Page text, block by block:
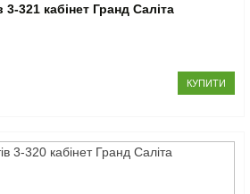
321 кабінет Гранд Саліта
КУПИТИ